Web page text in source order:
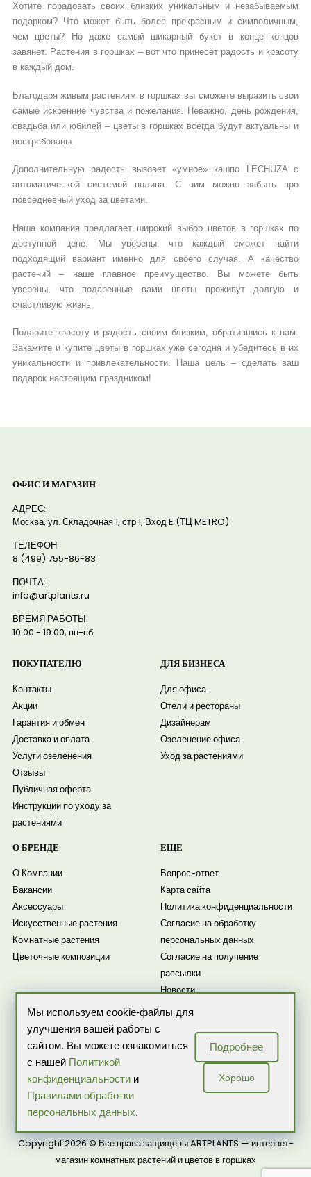
Хотите порадовать своих близких уникальным и незабываемым
подарком? Что может быть более прекрасным и символичным,
чем цветы? Но даже самый шикарный букет в конце концов
завянет. Растения в горшках – вот что принесёт радость и красоту
в каждый дом.
Благодаря живым растениям в горшках вы сможете выразить свои
самые искренние чувства и пожелания. Неважно, день рождения,
свадьба или юбилей – цветы в горшках всегда будут актуальны и
востребованы.
Дополнительную радость вызовет «умное» кашпо LECHUZA с
автоматической системой полива. С ним можно забыть про
повседневный уход за цветами.
Наша компания предлагает широкий выбор цветов в горшках по
доступной цене. Мы уверены, что каждый сможет найти
подходящий вариант именно для своего случая. А качество
растений – наше главное преимущество. Вы можете быть
уверены, что подаренные вами цветы проживут долгую и
счастливую жизнь.
Подарите красоту и радость своим близким, обратившись к нам.
Закажите и купите цветы в горшках уже сегодня и убедитесь в их
уникальности и привлекательности. Наша цель – сделать ваш
подарок настоящим праздником!
ОФИС И МАГАЗИН
АДРЕС:
Москва, ул. Складочная 1, стр.1, Вход E (ТЦ METRO)
ТЕЛЕФОН:
8 (499) 755-86-83
ПОЧТА:
info@artplants.ru
ВРЕМЯ РАБОТЫ:
10:00 - 19:00, пн-сб
ПОКУПАТЕЛЮ
Контакты
Акции
Гарантия и обмен
Доставка и оплата
Услуги озеленения
Отзывы
Публичная оферта
Инструкции по уходу за
растениями
ДЛЯ БИЗНЕСА
Для офиса
Отели и рестораны
Дизайнерам
Озеленение офиса
Уход за растениями
О БРЕНДЕ
О Компании
Вакансии
Аксессуары
Искусственные растения
Комнатные растения
Цветочные композиции
ЕЩЕ
Вопрос-ответ
Карта сайта
Политика конфиденциальности
Согласие на обработку
персональных данных
Согласие на получение
рассылки
Новости
ИП Бекренева О.В. ИНН: 507503218257 ОГРНИП:
317774600059324
Copyright 2026 © Все права защищены ARTPLANTS — интернет-
магазин комнатных растений и цветов в горшках
Мы используем cookie-файлы для
улучшения вашей работы с
сайтом. Вы можете ознакомиться
с нашей Политикой
конфиденциальности и
Правилами обработки
персональных данных.
Подробнее
Хорошо